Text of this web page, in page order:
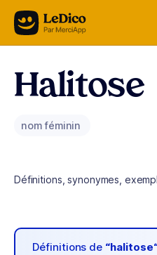
Aller au contenu
Halitose
nom féminin
Définitions, synonymes,
Définitions de